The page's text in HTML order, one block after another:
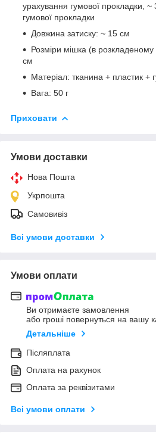
урахування гумової прокладки,
гумової прокладки
Довжина затиску: ~ 15 см
Розміри мішка (в
см
Матеріал: тканина + пластик +
Вага: 50 г
Приховати
Умови доставки
Нова Пошта
Укрпошта
Самовивіз
Всі умови доставки
Умови оплати
Ви отримаєте замовлення
або гроші повернуться на вашу
Детальніше
Післяплата
Оплата на рахунок
Оплата за реквізитами
Всі умови оплати